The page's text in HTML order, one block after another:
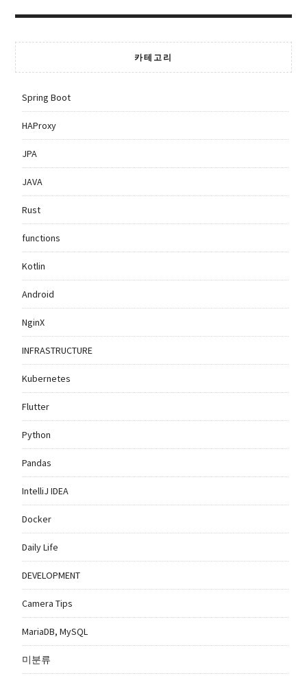
카테고리
Spring Boot
HAProxy
JPA
JAVA
Rust
functions
Kotlin
Android
NginX
INFRASTRUCTURE
Kubernetes
Flutter
Python
Pandas
IntelliJ IDEA
Docker
Daily Life
DEVELOPMENT
Camera Tips
MariaDB, MySQL
미분류